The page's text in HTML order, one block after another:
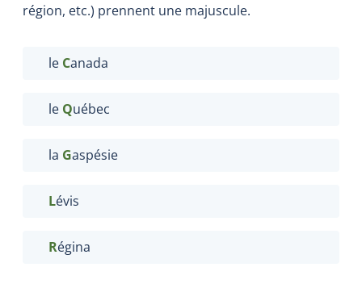
région, etc.) prennent une majuscule.
le Canada
le Québec
la Gaspésie
Lévis
Régina